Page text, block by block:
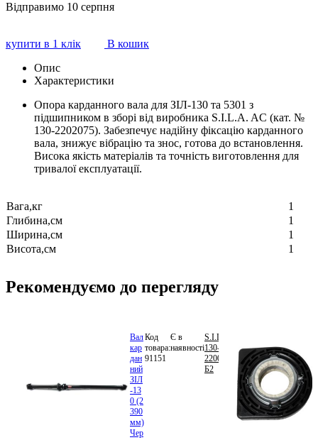
Відправимо 10 серпня
купити в 1 клік
В кошик
Опис
Характеристики
Опора карданного вала для ЗІЛ-130 та 5301 з
підшипником в зборі від виробника S.I.L.A. AC (кат. №
130-2202075). Забезпечує надійну фіксацію карданного
вала, знижує вібрацію та знос, готова до встановлення.
Висока якість матеріалів та точність виготовлення для
тривалої експлуатації.
Вага,кг
1
Глибина,см
1
Ширина,см
1
Висота,см
1
Рекомендуємо до перегляду
Вал
кар
дан
ний
ЗІЛ
-13
0 (2
390
мм)
Чер
Код
товара:
91151
Є в
наявності
S.I.L.A.
130-
2200023Д-
Б2
640.02
грн.
В
кошик